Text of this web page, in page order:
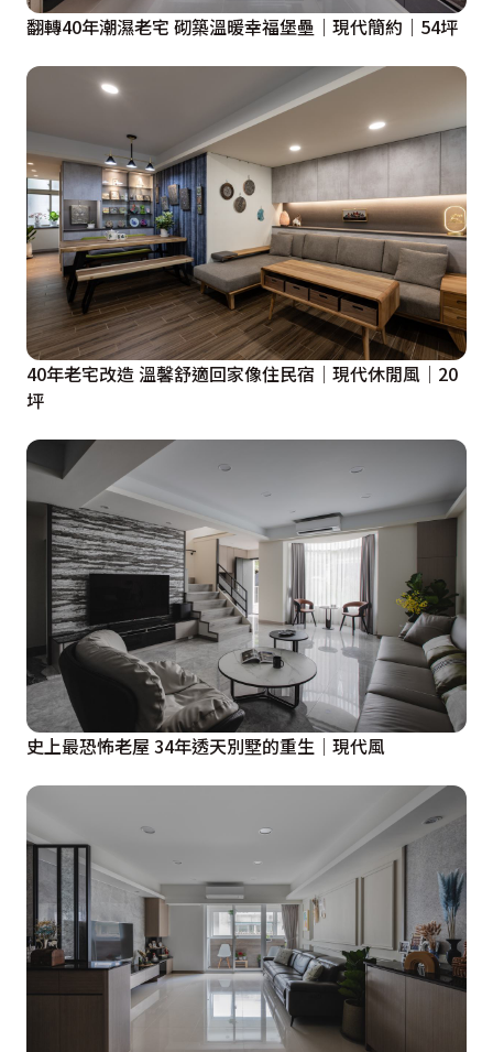
翻轉40年潮濕老宅 砌築溫暖幸福堡壘｜現代簡約｜54坪
40年老宅改造 溫馨舒適回家像住民宿│現代休閒風│20
坪
史上最恐怖老屋 34年透天別墅的重生│現代風